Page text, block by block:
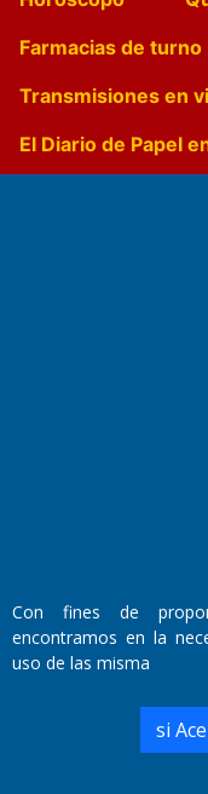
Farmacias de turno
Transmisiones en
El Diario de Papel
Director Periodístico:
Walter René Goñi
Domicilio Legal: José
Santa Rosa, La Pampa.
Número de Registro
Con fines de
encontramos en la
uso de las misma
si